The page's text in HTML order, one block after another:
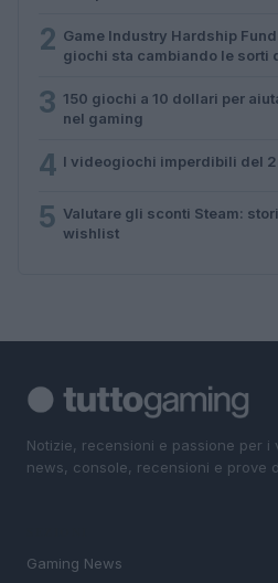
2 Game Industry Hardship
giochi sta cambiando le sorti
3 150 giochi a 10 dollari per
nel gaming
4 I videogiochi imperdibili del
5 Valutare gli sconti Steam:
wishlist
Notizie, recensioni e passione per i
news, console, recensioni e prove
Gaming News